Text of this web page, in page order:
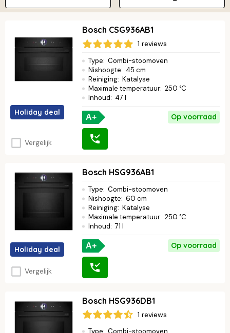
er nooit meer een gerecht. Het intuïtieve bedieningspaneel
maakt het instellen van de oven kinderlijk eenvoudig. De donkere,
strakke afwerking zorgt voor een luxe uitstraling die naadloos
opgaat in je keukenontwerp. Ervaar zelf het gemak en de precisie
van de accent line en ontdek de chef-kok in jezelf.
Holiday deal
Vergelijk
Bosch CSG936AB1
1 reviews
Type: Combi-stoomoven
Nishoogte: 45 cm
Reiniging: Katalyse
Maximale temperatuur: 250 °C
Inhoud: 47 l
A+ Op voorraad
Holiday deal
Vergelijk
Bosch HSG936AB1
Type: Combi-stoomoven
Nishoogte: 60 cm
Reiniging: Katalyse
Maximale temperatuur: 250 °C
Inhoud: 71 l
A+ Op voorraad
Bosch HSG936DB1
1 reviews
Type: Combi-stoomoven